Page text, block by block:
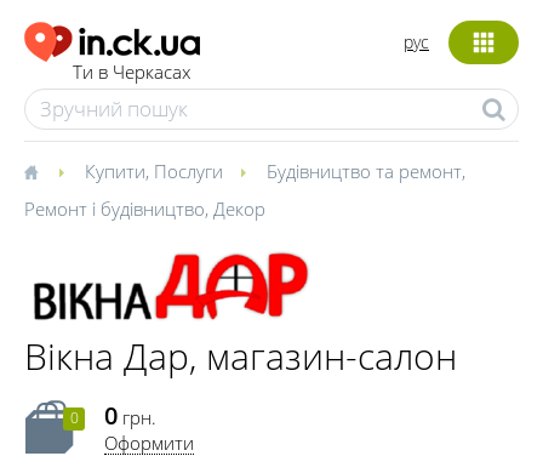
Ти в Черкасах
рус
Купити, Послуги Будівництво та ремонт,
Ремонт і будівництво, Декор
Вікна Дар, магазин-салон
0 0 грн.
Оформити